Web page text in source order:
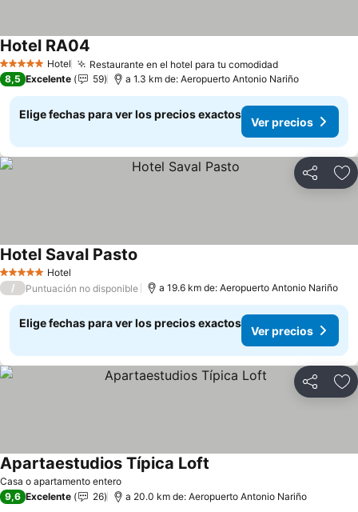
5 Estrellas Hotel Restaurante en el hotel para tu comodidadVer precios
Hotel RA04
8,5 Excelente 59 a 1.3 km de: Aeropuerto Antonio Nariño
Elige fechas para ver los precios exactos
Ver precios
Compartir
5 Estrellas Hotel
Hotel Saval Pasto
/ Puntuación no disponible a 19.6 km de: Aeropuerto Antonio Nariño
Elige fechas para ver los precios exactos
Ver precios
Compartir
Casa o apartamento entero
Apartaestudios Típica Loft
9,6 Excelente 26 a 20.0 km de: Aeropuerto Antonio Nariño